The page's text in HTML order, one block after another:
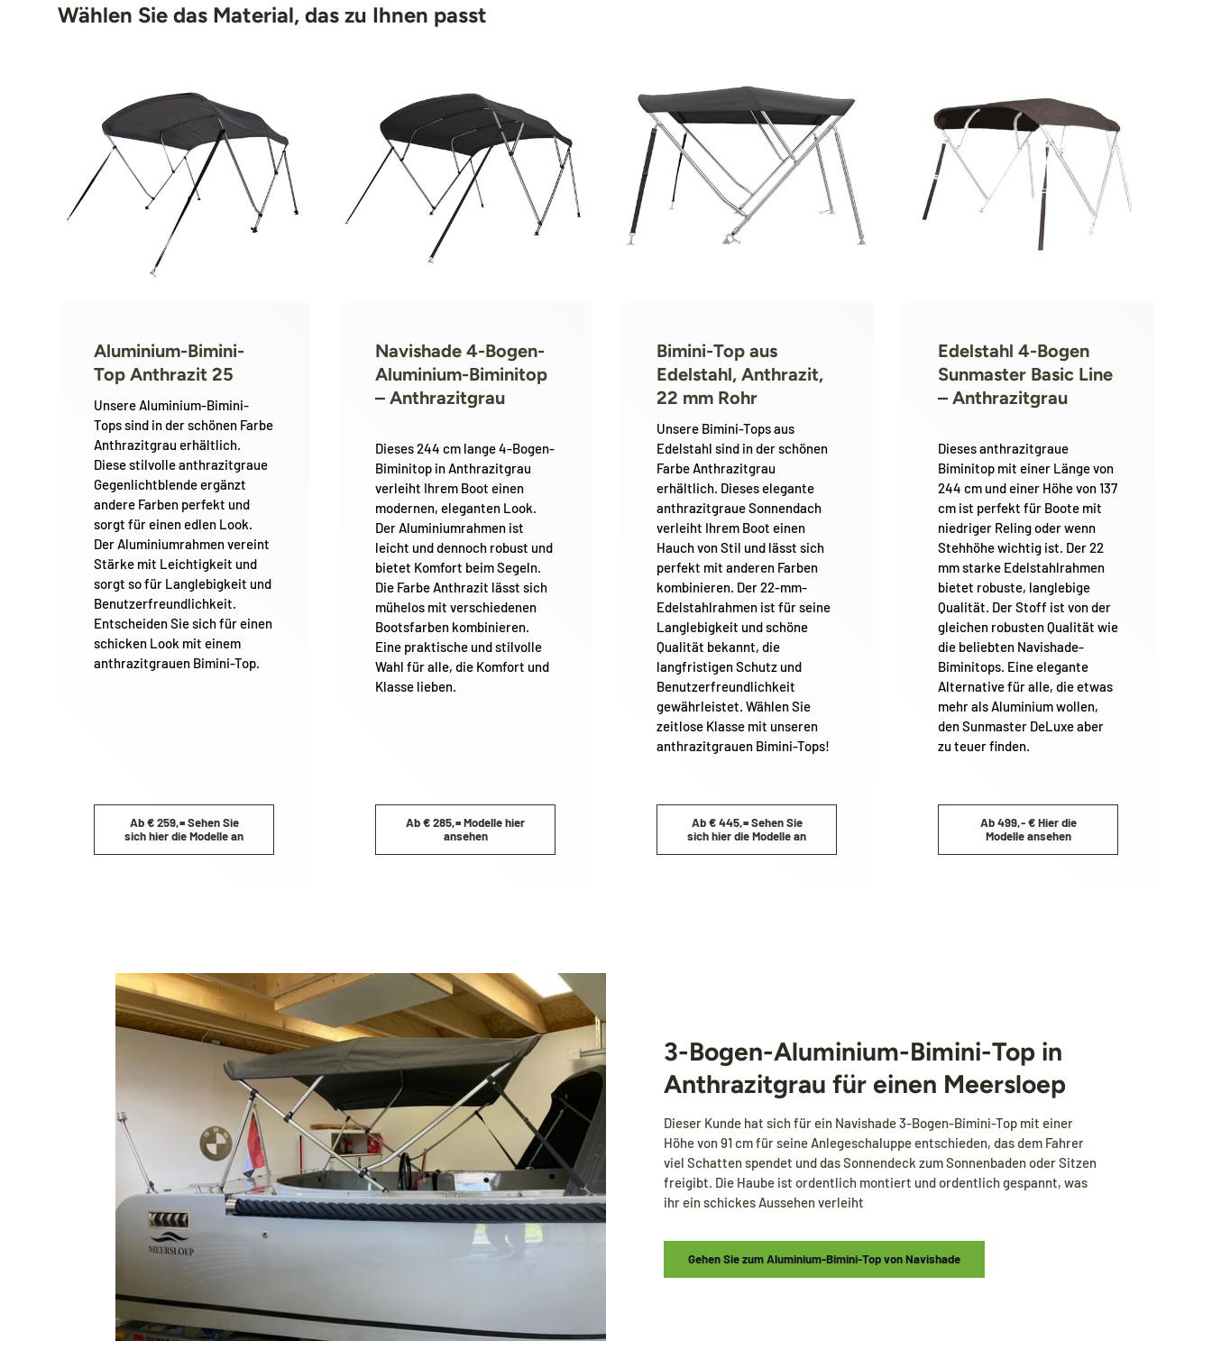
Wählen Sie das Material, das zu Ihnen passt
Aluminium-Bimini-
Top Anthrazit 25
Unsere Aluminium-Bimini-
Tops sind in der schönen Farbe
Anthrazitgrau erhältlich.
Diese stilvolle anthrazitgraue
Gegenlichtblende ergänzt
andere Farben perfekt und
sorgt für einen edlen Look.
Der Aluminiumrahmen vereint
Stärke mit Leichtigkeit und
sorgt so für Langlebigkeit und
Benutzerfreundlichkeit.
Entscheiden Sie sich für einen
schicken Look mit einem
anthrazitgrauen Bimini-Top.
Ab € 259,= Sehen Sie
sich hier die Modelle an
Navishade 4-Bogen-
Aluminium-Biminitop
– Anthrazitgrau
Dieses 244 cm lange 4-Bogen-
Biminitop in Anthrazitgrau
verleiht Ihrem Boot einen
modernen, eleganten Look.
Der Aluminiumrahmen ist
leicht und dennoch robust und
bietet Komfort beim Segeln.
Die Farbe Anthrazit lässt sich
mühelos mit verschiedenen
Bootsfarben kombinieren.
Eine praktische und stilvolle
Wahl für alle, die Komfort und
Klasse lieben.
Ab € 285,= Modelle hier
ansehen
Bimini-Top aus
Edelstahl, Anthrazit,
22 mm Rohr
Unsere Bimini-Tops aus
Edelstahl sind in der schönen
Farbe Anthrazitgrau
erhältlich. Dieses elegante
anthrazitgraue Sonnendach
verleiht Ihrem Boot einen
Hauch von Stil und lässt sich
perfekt mit anderen Farben
kombinieren. Der 22-mm-
Edelstahlrahmen ist für seine
Langlebigkeit und schöne
Qualität bekannt, die
langfristigen Schutz und
Benutzerfreundlichkeit
gewährleistet. Wählen Sie
zeitlose Klasse mit unseren
anthrazitgrauen Bimini-Tops!
Ab € 445,= Sehen Sie
sich hier die Modelle an
Edelstahl 4-Bogen
Sunmaster Basic Line
– Anthrazitgrau
Dieses anthrazitgraue
Biminitop mit einer Länge von
244 cm und einer Höhe von 137
cm ist perfekt für Boote mit
niedriger Reling oder wenn
Stehhöhe wichtig ist. Der 22
mm starke Edelstahlrahmen
bietet robuste, langlebige
Qualität. Der Stoff ist von der
gleichen robusten Qualität wie
die beliebten Navishade-
Biminitops. Eine elegante
Alternative für alle, die etwas
mehr als Aluminium wollen,
den Sunmaster DeLuxe aber
zu teuer finden.
Ab 499,- € Hier die
Modelle ansehen
3-Bogen-Aluminium-Bimini-Top in
Anthrazitgrau für einen Meersloep
Dieser Kunde hat sich für ein Navishade 3-Bogen-Bimini-Top mit einer
Höhe von 91 cm für seine Anlegeschaluppe entschieden, das dem Fahrer
viel Schatten spendet und das Sonnendeck zum Sonnenbaden oder Sitzen
freigibt. Die Haube ist ordentlich montiert und ordentlich gespannt, was
ihr ein schickes Aussehen verleiht
Gehen Sie zum Aluminium-Bimini-Top von Navishade
🚤 Vakantiebericht
Tijdens onze vakantie worden Biminitops en
diverse producten gewoon verzonden. Overige
artikelen vanaf
24 augustus.
During our holiday, Bimini topsand various other
products will continue to be shipped. All other
items will be shipped from24 August.
Während unseres Urlaubs werdenBiminitops
versendet. Alle übrigen Artikel werden ab dem
24. August
versendet.